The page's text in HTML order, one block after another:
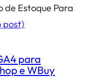
de Estoque Para
post)
para
e WBuy